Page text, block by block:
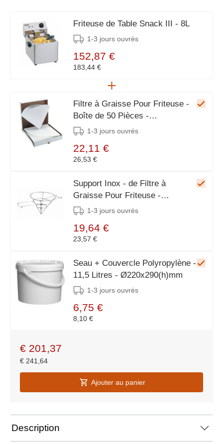
Friteuse de Table Snack III - 8L
1-3 jours ouvrés
152,87 €
183,44 €
Filtre à Graisse Pour Friteuse -
Boîte de 50 Pièces -
Ø245x250(h)mm
1-3 jours ouvrés
22,11 €
26,53 €
Support Inox - de Filtre à
Graisse Pour Friteuse -
Ø250x200(h)mm
1-3 jours ouvrés
19,64 €
23,57 €
Seau + Couvercle Polyropylène -
11,5 Litres - Ø220x290(h)mm
1-3 jours ouvrés
6,75 €
8,10 €
€ 201,37
€ 241,64
Ajouter au panier
Description